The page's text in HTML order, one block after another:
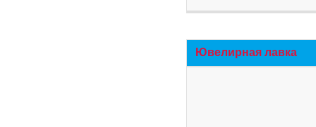
Ювелирная лавка